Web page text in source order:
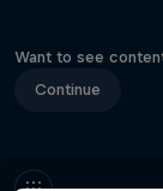
Want to see
Continue